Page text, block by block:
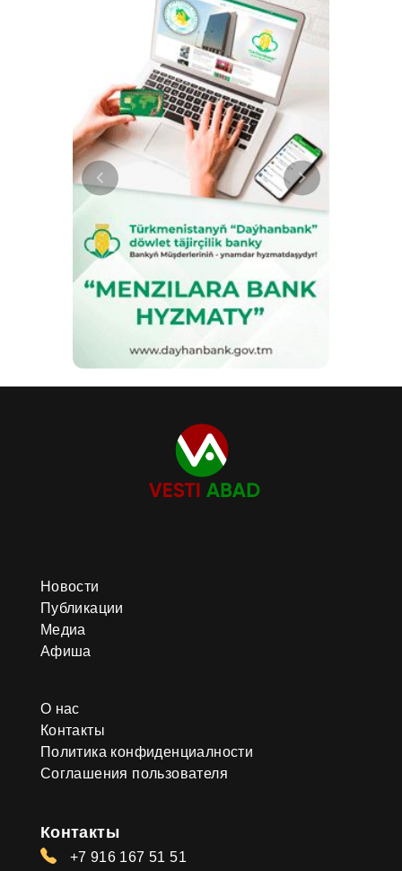
Новости
Публикации
Медиа
Афиша
О нас
Контакты
Политика конфиденциалности
Соглашения пользователя
Контакты
+7 916 167 51 51